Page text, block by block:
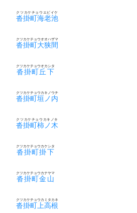
沓掛町海老池
クツカケチョウエビイケ
沓掛町大狭間
クツカケチョウオオハザマ
沓掛町丘下
クツカケチョウオカシタ
沓掛町垣ノ内
クツカケチョウカキノウチ
沓掛町柿ノ木
クツカケチョウカキノキ
沓掛町掛下
クツカケチョウカケシタ
沓掛町金山
クツカケチョウカナヤマ
沓掛町上高根
クツカケチョウカミタカネ